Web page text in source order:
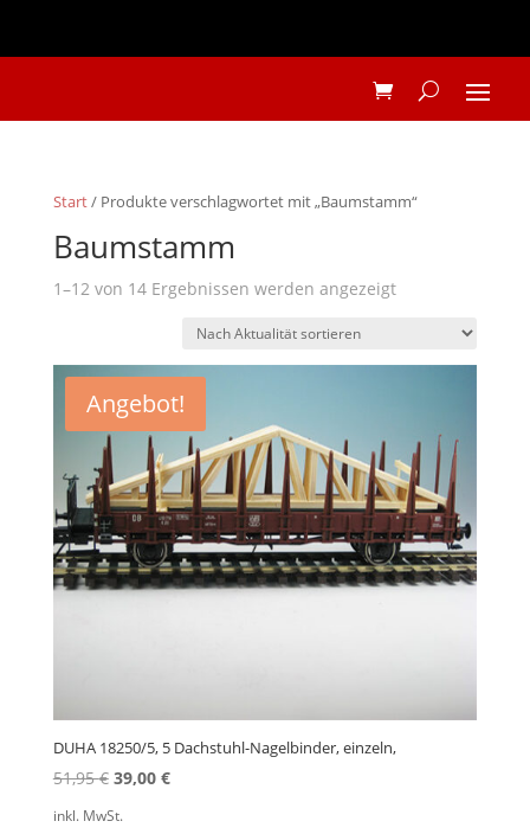
Start/ Produkte verschlagwortet mit „Baumstamm“
Baumstamm
1–12 von 14 Ergebnissen werden angezeigtNach
Angebot!
DUHA 18250/5, 5 Dachstuhl-Nagelbinder, einzeln,
51,95€ Ursprünglicher
39,00 €Aktueller
inkl. MwSt.